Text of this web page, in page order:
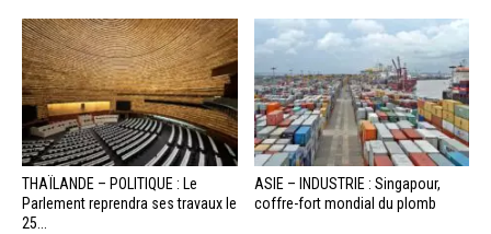
THAÏLANDE – POLITIQUE : Le
Parlement reprendra ses travaux le
25...
ASIE – INDUSTRIE : Singapour,
coffre-fort mondial du plomb